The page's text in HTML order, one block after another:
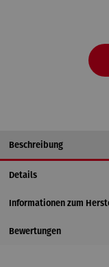
Beschreibung
Details
Informationen zum
Bewertungen